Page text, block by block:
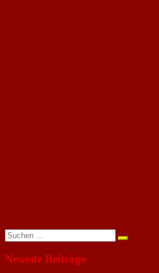
Suchen
nach:
Neueste Beiträge